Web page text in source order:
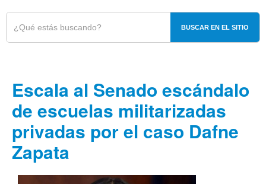
BUSCAR EN EL SITIO
Escala al Senado escándalo
de escuelas militarizadas
privadas por el caso Dafne
Zapata